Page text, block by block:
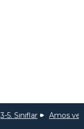
3-5. Sınıflar Amos ve